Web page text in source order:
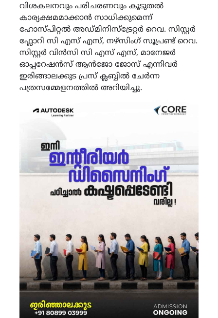
വിശകലനവും പരിചരണവും കൂടുതൽ
കാര്യക്ഷമമാക്കാൻ സാധിക്കുമെന്ന്
ഹോസ്പിറ്റൽ അഡ്മിനിസ്ട്രേറ്റർ റെവ. സിസ്റ്റർ
ഫ്ലോറി സി എസ് എസ്, നഴ്സിംഗ് സൂപ്രണ്ട് റെവ.
സിസ്റ്റർ വിൻസി സി എസ് എസ്, മാനേജർ
ഓപ്പറേഷൻസ് ആൻജോ ജോസ് എന്നിവർ
ഇരിങ്ങാലക്കുട പ്രസ് ക്ലബ്ബിൽ ചേർന്ന
പത്രസമ്മേളനത്തിൽ അറിയിച്ചു.